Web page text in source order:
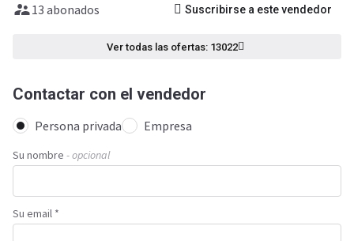
13 abonados Suscribirse a este vendedor
Ver todas las ofertas: 13022
Contactar con el vendedor
Persona privada Empresa
Su nombre - opcional
Su email *